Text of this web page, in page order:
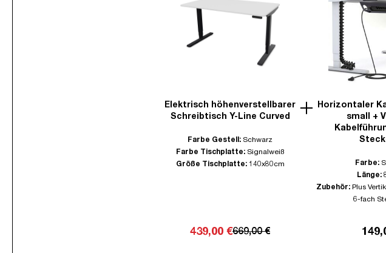
Elektrisch höhenverstellbarer
Schreibtisch Y-Line Curved
Farbe Gestell: Schwarz
Farbe Tischplatte: Signalweiß
Größe Tischplatte: 140x80cm
439,00 €669,00 €
Horizontaler
small +
Farbe:
Länge:
Zubehör: Plus
6-fach